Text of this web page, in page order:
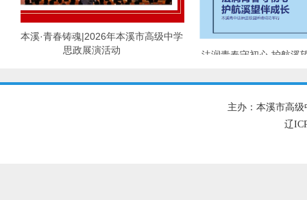
色本溪·青春铸魂|2026年本溪市高级中学
思政展演活动
法润青春守初心 护航溪
主办：本溪市高
辽